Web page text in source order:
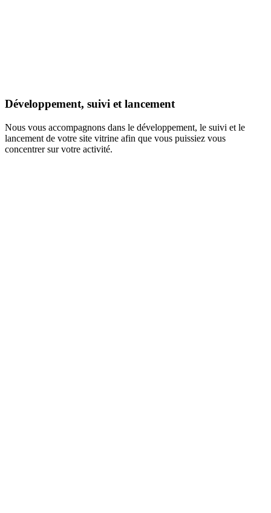
Développement, suivi et lancement
Nous vous accompagnons dans le développement, le suivi et le
lancement de votre site vitrine afin que vous puissiez vous
concentrer sur votre activité.